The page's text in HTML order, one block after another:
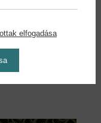
élet sportja -...
Horthy Jenő
20,79 €
elfogadása